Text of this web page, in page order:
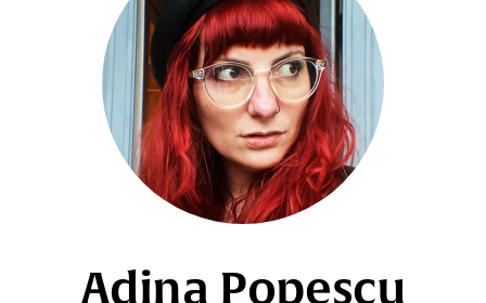
Adina Popescu